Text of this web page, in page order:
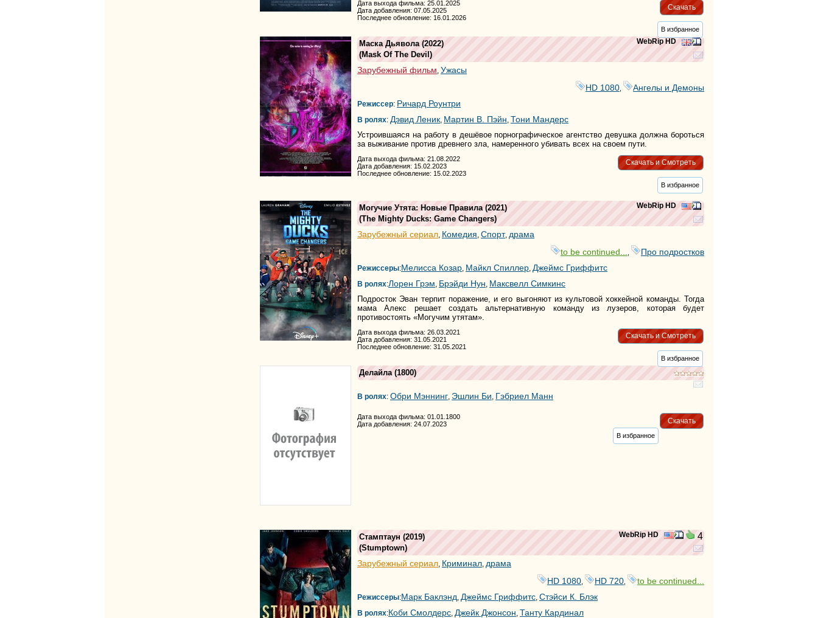
Скачать
Дата выхода фильма: 25.01.2025
Дата добавления: 07.05.2025
Последнее обновление: 16.01.2026
В избранное
WebRip HD
Маска Дьявола(2022)
(Mask Of The Devil )
Зарубежный фильм, Ужасы
HD 1080
Ангелы и Демоны
Режиссер: Ричард Роунтри
В ролях: Дэвид Леник, Мартин В. Пэйн, Тони Мандерс
Устроившаяся на работу в дешёвое порнографическое агентство девушка должна бороться
за выживание против древнего зла, намеренного убивать всех на своем пути.
Скачать и Смотреть
Дата выхода фильма: 21.08.2022
Дата добавления: 15.02.2023
Последнее обновление: 15.02.2023
В избранное
WebRip HD
Могучие Утята: Новые Правила (2021)
(The Mighty Ducks: Game Changers)
Зарубежный сериал, Комедия, Спорт, драма
to be continued...
Про подростков
Режиссеры:Мелисса Козар, Майкл Спиллер, Джеймс Гриффитс
В ролях:Лорен Грэм, Брэйди Нун, Максвелл Симкинс
Подросток Эван терпит поражение, и его выгоняют из культовой хоккейной команды. Тогда
мама Алекс решает создать альтернативную команду из лузеров, которая будет
противостоять «Могучим утятам».
Скачать и Смотреть
Дата выхода фильма: 26.03.2021
Дата добавления: 31.05.2021
Последнее обновление: 31.05.2021
В избранное
Делайла (1800)
В ролях: Обри Мэннинг Эшлин Би Гэбриел Манн
Скачать
Дата выхода фильма: 01.01.1800
Дата добавления: 24.07.2023
В избранное
WebRip HD 4
Стамптаун (2019)
(Stumptown)
Зарубежный сериал Криминал драма
HD 1080
HD 720 to be continued...
Режиссеры:Марк Баклэнд Джеймс Гриффитс Стэйси К. Блэк
В ролях:Коби Смолдерс Джейк Джонсон Танту Кардинал